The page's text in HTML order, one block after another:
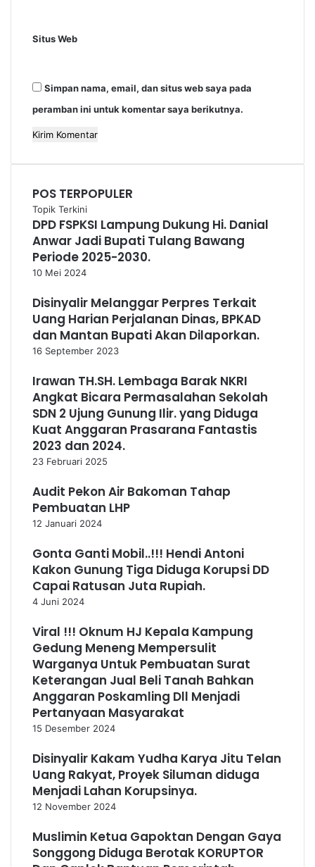
Situs Web
Simpan nama, email, dan situs web saya pada
peramban ini untuk komentar saya berikutnya.
POS TERPOPULER
Topik Terkini
DPD FSPKSI Lampung Dukung Hi. Danial
Anwar Jadi Bupati Tulang Bawang
Periode 2025-2030.
10 Mei 2024
Disinyalir Melanggar Perpres Terkait
Uang Harian Perjalanan Dinas, BPKAD
dan Mantan Bupati Akan Dilaporkan.
16 September 2023
Irawan TH.SH. Lembaga Barak NKRI
Angkat Bicara Permasalahan Sekolah
SDN 2 Ujung Gunung Ilir. yang Diduga
Kuat Anggaran Prasarana Fantastis
2023 dan 2024.
23 Februari 2025
Audit Pekon Air Bakoman Tahap
Pembuatan LHP
12 Januari 2024
Gonta Ganti Mobil..!!! Hendi Antoni
Kakon Gunung Tiga Diduga Korupsi DD
Capai Ratusan Juta Rupiah.
4 Juni 2024
Viral !!! Oknum HJ Kepala Kampung
Gedung Meneng Mempersulit
Warganya Untuk Pembuatan Surat
Keterangan Jual Beli Tanah Bahkan
Anggaran Poskamling Dll Menjadi
Pertanyaan Masyarakat
15 Desember 2024
Disinyalir Kakam Yudha Karya Jitu Telan
Uang Rakyat, Proyek Siluman diduga
Menjadi Lahan Korupsinya.
12 November 2024
Muslimin Ketua Gapoktan Dengan Gaya
Songgong Diduga Berotak KORUPTOR